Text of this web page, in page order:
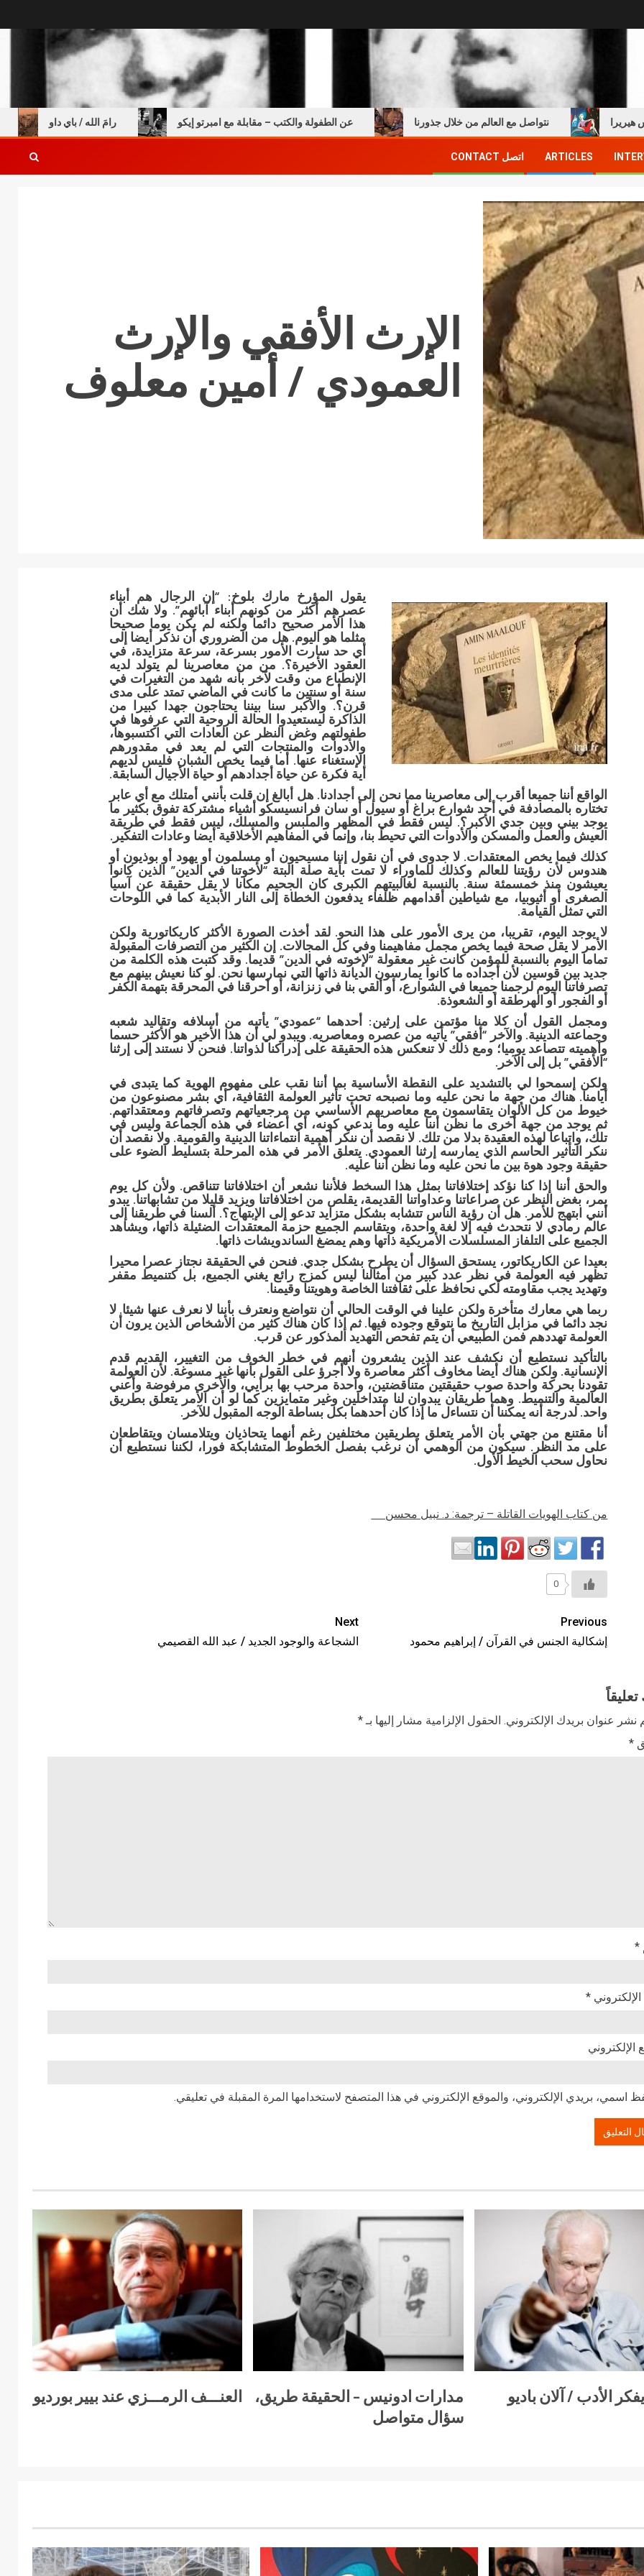
رامَ الله / باي داو عن الطفولة والكتب – مقابلة مع امبرتو إيكو نتواصل مع العالم من خلال جذورنا
ARTICLES اتصل CONTACT
الإرث الأفقي والإرث
العمودي / أمين معلوف
يقول المؤرخ مارك بلوخ: “إن الرجال هم أبناء
عصرهم أكثر من كونهم أبناء آبائهم”. ولا شك أن
هذا الأمر صحيح دائما ولكنه لم يكن يوما صحيحا
مثلما هو اليوم. هل من الضروري أن نذكر أيضا إلى
أي حد سارت الأمور بسرعة، سرعة متزايدة، في
العقود الأخيرة؟. من من معاصرينا لم يتولد لديه
الإنطباع من وقت لآخر بأنه شهد من التغيرات في
سنة أو سنتين ما كانت في الماضي تمتد على مدى
قرن؟. والأكبر سنا بيننا يحتاجون جهدا كبيرا من
الذاكرة ليستعيدوا الحالة الروحية التي عرفوها في
طفولتهم وغض النظر عن العادات التي اكتسبوها،
والأدوات والمنتجات التي لم يعد في مقدورهم
الإستغناء عنها. أما فيما يخص الشبان فليس لديهم
أية فكرة عن حياة أجدادهم أو حياة الأجيال السابقة.
الواقع أننا جميعا أقرب إلى معاصرينا مما نحن إلى أجدادنا. هل أبالغ إن قلت بأنني أمتلك مع أي عابر
تختاره بالمصادفة في أحد شوارع براغ أو سيول أو سان فرانسيسكو أشياء مشتركة تفوق بكثير ما
يوجد بيني وبين جدي الأكبر؟. ليس فقط في المظهر والملبس والمسلك، ليس فقط في طريقة
العيش والعمل والمسكن والأدوات التي تحيط بنا، وإنما في المفاهيم الأخلاقية أيضا وعادات التفكير.
كذلك فيما يخص المعتقدات. لا جدوى في أن نقول إننا مسيحيون أو مسلمون أو يهود أو بوذيون أو
هندوس لأن رؤيتنا للعالم وكذلك للماوراء لا تمت بأية صلة البتة “لأخوتنا في الدين” الذين كانوا
يعيشون منذ خمسمئة سنة. بالنسبة لغالبيتهم الكبرى كان الجحيم مكانا لا يقل حقيقة عن آسيا
الصغرى أو أثيوبيا، مع شياطين أقدامهم ظلفاء يدفعون الخطاة إلى النار الأبدية كما في اللوحات
التي تمثل القيامة.
لا يوجد اليوم، تقريبا، من يرى الأمور على هذا النحو. لقد أخذت الصورة الأكثر كاريكاتورية ولكن
الأمر لا يقل صحة فيما يخص مجمل مفاهيمنا وفي كل المجالات. إن الكثير من التصرفات المقبولة
تماما اليوم بالنسبة للمؤمن كانت غير معقولة “لإخوته في الدين” قديما. وقد كتبت هذه الكلمة من
جديد بين قوسين لأن أجداده ما كانوا يمارسون الديانة ذاتها التي نمارسها نحن. لو كنا نعيش بينهم مع
تصرفاتنا اليوم لرجمنا جميعا في الشوارع، أو ألقي بنا في زنزانة، أو أحرقنا في المحرقة بتهمة الكفر
أو الفجور أو الهرطقة أو الشعوذة.
ومجمل القول أن كلا منا مؤتمن على إرثين: أحدهما “عمودي” يأتيه من أسلافه وتقاليد شعبه
وجماعته الدينية. والآخر “أفقي” يأتيه من عصره ومعاصريه. ويبدو لي أن هذا الأخير هو الأكثر حسما
وأهميته تتصاعد يوميا؛ ومع ذلك لا تنعكس هذه الحقيقة على إدراكنا لذواتنا. فنحن لا نستند إلى إرثنا
“الأفقي” بل إلى الآخر.
ولكن إسمحوا لي بالتشديد على النقطة الأساسية بما أننا نقب على مفهوم الهوية كما يتبدى في
أيامنا. هناك من جهة ما نحن عليه وما نصبحه تحت تأثير العولمة الثقافية، أي بشر مصنوعون من
خيوط من كل الألوان يتقاسمون مع معاصريهم الأساسي من مرجعياتهم وتصرفاتهم ومعتقداتهم.
ثم يوجد من جهة أخرى ما نظن أننا عليه وما ندعي كونه، أي أعضاء في هذه الجماعة وليس في
تلك، واتباعا لهذه العقيدة بدلا من تلك. لا نقصد أن ننكر أهمية انتماءاتنا الدينية والقومية. ولا نقصد أن
ننكر التأثير الحاسم الذي يمارسه إرثنا العمودي. يتعلق الأمر في هذه المرحلة بتسليط الضوء على
حقيقة وجود هوة بين ما نحن عليه وما نظن أننا عليه.
والحق أننا إذا كنا نؤكد إختلافاتنا بمثل هذا السخط فلأننا نشعر أن اختلافاتنا تتناقص. ولأن كل يوم
يمر، بغض النظر عن صراعاتنا وعداواتنا القديمة، يقلص من اختلافاتنا ويزيد قليلا من تشابهاتنا. يبدو
أنني ابتهج للأمر. هل أن رؤية الناس تتشابه بشكل متزايد تدعو إلى الإبتهاج؟. ألسنا في طريقنا إلى
عالم رمادي لا نتحدث فيه إلا لغة واحدة، ويتقاسم الجميع حزمة المعتقدات الضئيلة ذاتها، ويشاهد
الجميع على التلفاز المسلسلات الأمريكية ذاتها وهم يمضغ الساندويشات ذاتها.
بعيدا عن الكاريكاتور، يستحق السؤال أن يطرح بشكل جدي. فنحن في الحقيقة نجتاز عصرا محيرا
تظهر فيه العولمة في نظر عدد كبير من أمثالنا ليس كمزج رائع يغني الجميع، بل كتنميط مقفر
وتهديد يجب مقاومته لكي نحافظ على ثقافتنا الخاصة وهويتنا وقيمنا.
ربما هي معارك متأخرة ولكن علينا في الوقت الحالي أن نتواضع ونعترف بأننا لا نعرف عنها شيئا. لا
نجد دائما في مزابل التاريخ ما نتوقع وجوده فيها. ثم إذا كان هناك كثير من الأشخاص الذين يرون أن
العولمة تهددهم فمن الطبيعي أن يتم تفحص التهديد المذكور عن قرب.
بالتأكيد نستطيع أن نكشف عند الذين يشعرون أنهم في خطر الخوف من التغيير، القديم قدم
الإنسانية. ولكن هناك أيضا مخاوف أكثر معاصرة ولا أجرؤ على القول بأنها غير مسوغة. لأن العولمة
تقودنا بحركة واحدة صوب حقيقتين متناقضتين، واحدة مرحب بها برأيي، والأخرى مرفوضة وأعني
العالمية والتنميط. وهما طريقان يبدوان لنا متداخلين وغير متمايزين كما لو أن الأمر يتعلق بطريق
واحد. لدرجة أنه يمكننا أن نتساءل ما إذا كان أحدهما بكل بساطة الوجه المقبول للآخر.
أنا مقتنع من جهتي بأن الأمر يتعلق بطريقين مختلفين رغم أنهما يتحاذيان ويتلامسان ويتقاطعان
على مد النظر. سيكون من الوهمي أن نرغب بفصل الخطوط المتشابكة فورا، لكننا نستطيع أن
نحاول سحب الخيط الأول.
من كتاب الهويات القاتلة – ترجمة: د. نبيل محسن
0
Previous
إشكالية الجنس في القرآن / إبراهيم محمود
Next
الشجاعة والوجود الجديد / عبد الله القصيمي
نشر عنوان بريدك الإلكتروني. الحقول الإلزامية مشار إليها بـ*
*
*
الإلكتروني *
الإلكتروني
اسمي، بريدي الإلكتروني، والموقع الإلكتروني في هذا المتصفح لاستخدامها المرة المقبلة في تعليقي.
الأدب / آلان باديو
مدارات ادونيس – الحقيقة طريق،
سؤال متواصل
العنـــف الرمـــزي عند بيير بورديو